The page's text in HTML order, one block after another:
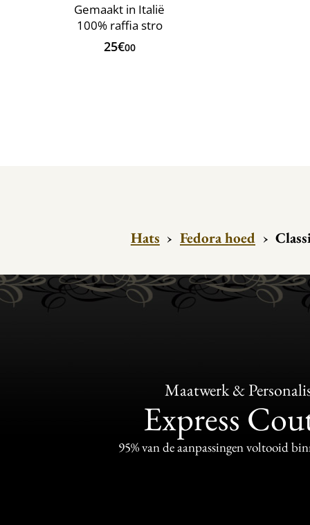
Gemaakt in Italië
100% raffia stro
25€00
Hats › Fedora hoed ›
Maatwerk &
Express
95% van de aanpassingen voltooid